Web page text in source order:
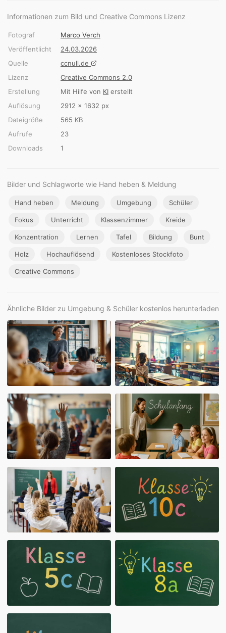
Informationen zum Bild und Creative Commons Lizenz
Fotograf
Marco Verch
Veröffentlicht
24.03.2026
Quelle
ccnull.de
Lizenz
Creative Commons 2.0
Erstellung
Mit Hilfe von KI erstellt
Auflösung
2912 × 1632 px
Dateigröße
565 KB
Aufrufe
23
Downloads
1
Bilder und Schlagworte wie Hand heben & Meldung
Hand heben Meldung Umgebung Schüler
Fokus Unterricht Klassenzimmer Kreide
Konzentration Lernen Tafel Bildung Bunt
Holz Hochauflösend Kostenloses Stockfoto
Creative Commons
Ähnliche Bilder zu Umgebung & Schüler kostenlos herunterladen